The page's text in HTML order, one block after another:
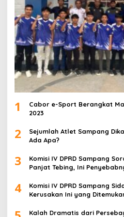
1
Cabor e-Sport Berangkat
2023
2
Sejumlah Atlet Sampang
Ada Apa?
3
Komisi IV DPRD Sampang
Panjat Tebing, Ini
4
Komisi IV DPRD Sampang
Kerusakan Ini yang
Kalah Dramatis dari